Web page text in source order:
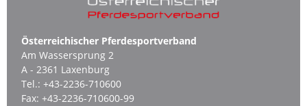
Österreichischer Pferdesportverband
Am Wassersprung 2
A - 2361 Laxenburg
Tel.: +43-2236-710600
Fax: +43-2236-710600-99